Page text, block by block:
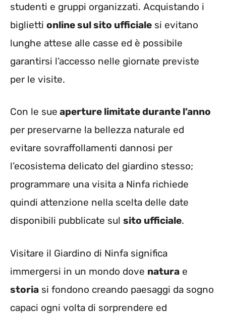
studenti e gruppi organizzati. Acquistando i
biglietti online sul sito ufficiale si evitano
lunghe attese alle casse ed è possibile
garantirsi l’accesso nelle giornate previste
per le visite.
Con le sue aperture limitate durante l’anno
per preservarne la bellezza naturale ed
evitare sovraffollamenti dannosi per
l’ecosistema delicato del giardino stesso;
programmare una visita a Ninfa richiede
quindi attenzione nella scelta delle date
disponibili pubblicate sul sito ufficiale.
Visitare il Giardino di Ninfa significa
immergersi in un mondo dove natura e
storia si fondono creando paesaggi da sogno
capaci ogni volta di sorprendere ed